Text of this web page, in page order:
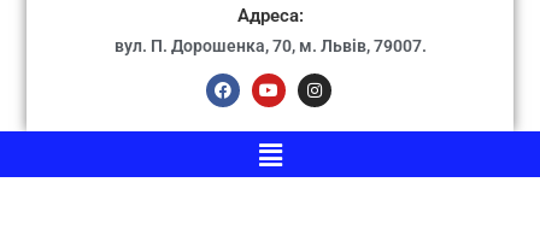
Адреса:
вул. П. Дорошенка, 70, м. Львів, 79007.